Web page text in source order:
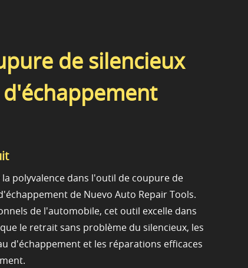
de silencieux
polyvalence dans l'outil de coupure de
de Nuevo Auto Repair Tools.
de l'automobile, cet outil excelle dans
le retrait sans problème du silencieux, les
d'échappement et les réparations efficaces